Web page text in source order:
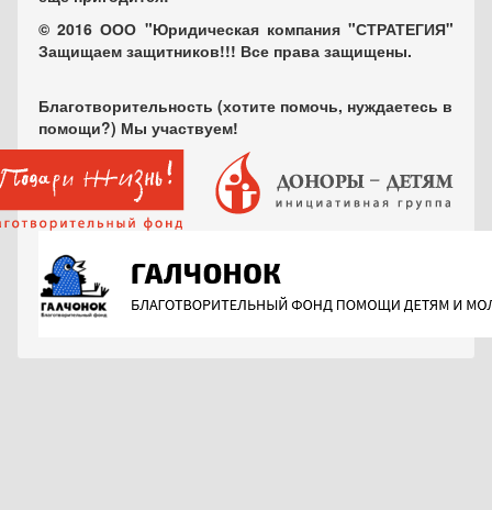
© 2016 ООО "Юридическая компания "СТРАТЕГИЯ"
Защищаем защитников!!! Все права защищены.
Благотворительность (хотите помочь, нуждаетесь в
помощи?) Мы участвуем!